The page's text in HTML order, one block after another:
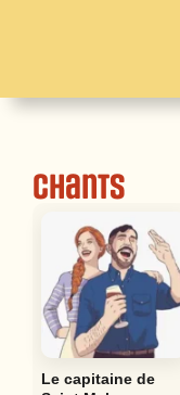
Chants
Le capitaine de